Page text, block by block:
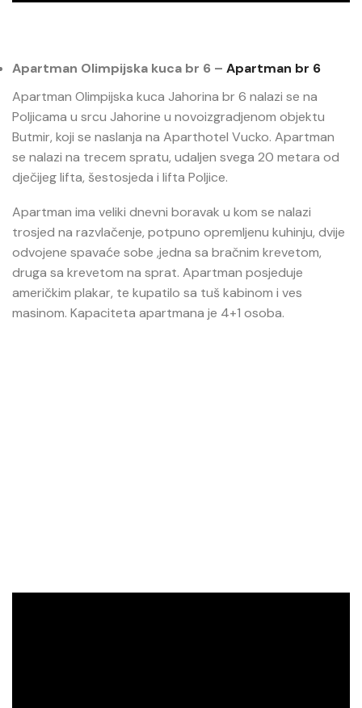
Apartman Olimpijska kuca br 6 – Apartman br 6
Apartman Olimpijska kuca Jahorina br 6 nalazi se na
Poljicama u srcu Jahorine u novoizgradjenom objektu
Butmir, koji se naslanja na Aparthotel Vucko. Apartman
se nalazi na trecem spratu, udaljen svega 20 metara od
dječijeg lifta, šestosjeda i lifta Poljice.
Apartman ima veliki dnevni boravak u kom se nalazi
trosjed na razvlačenje, potpuno opremljenu kuhinju, dvije
odvojene spavaće sobe ,jedna sa bračnim krevetom,
druga sa krevetom na sprat. Apartman posjeduje
američkim plakar, te kupatilo sa tuš kabinom i ves
masinom. Kapaciteta apartmana je 4+1 osoba.